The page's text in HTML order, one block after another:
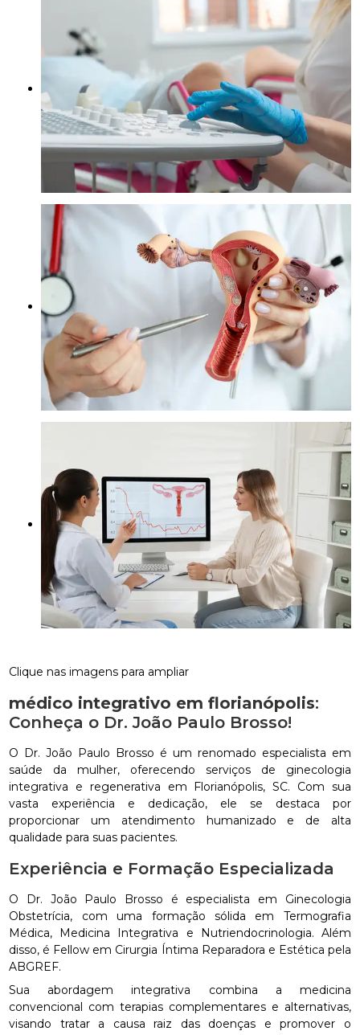
Clique nas imagens para ampliar
médico integrativo em florianópolis:
Conheça o Dr. João Paulo Brosso!
O Dr. João Paulo Brosso é um renomado especialista em
saúde da mulher, oferecendo serviços de ginecologia
integrativa e regenerativa em Florianópolis, SC. Com sua
vasta experiência e dedicação, ele se destaca por
proporcionar um atendimento humanizado e de alta
qualidade para suas pacientes.
Experiência e Formação Especializada
O Dr. João Paulo Brosso é especialista em Ginecologia
Obstetrícia, com uma formação sólida em Termografia
Médica, Medicina Integrativa e Nutriendocrinologia. Além
disso, é Fellow em Cirurgia Íntima Reparadora e Estética pela
ABGREF.
Sua abordagem integrativa combina a medicina
convencional com terapias complementares e alternativas,
visando tratar a causa raiz das doenças e promover o